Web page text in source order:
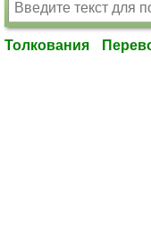
Толкования